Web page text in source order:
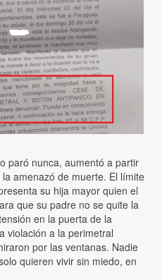
paró nunca, aumentó a partir
amenazó de muerte. El límite
su hija mayor quien el
que su padre no se quite la
en la puerta de la
violación a la perimetral
por las ventanas. Nadie
quieren vivir sin miedo, en